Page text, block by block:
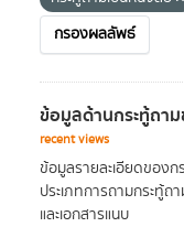
กรองผลลัพธ์
ข้อมูลด้านกระทู้ถา
recent views
ข้อมูลรายละเอียดของ
ประเภทการถามกระทู้
และเอกสารแนบ